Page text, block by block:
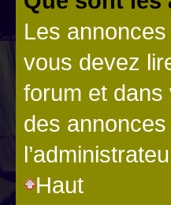
Les
vous devez
forum et dans
des
Haut